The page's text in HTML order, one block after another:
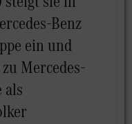
Benz
ein und
Mercedes-
als